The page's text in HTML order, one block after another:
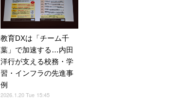
教育DXは「チーム千
葉」で加速する…内田
洋行が支える校務・学
習・インフラの先進事
例
2026.1.20 Tue 15:45